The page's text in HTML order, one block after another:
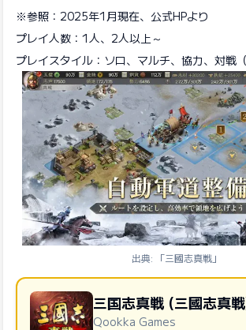
※参照：2025年1月現在、公式HPより
プレイ人数：1人、2人以上～
プレイスタイル：ソロ、マルチ、協力、対戦（
出典: 「三國志真戦」
三国志真戦 (三國志真
Qookka Games